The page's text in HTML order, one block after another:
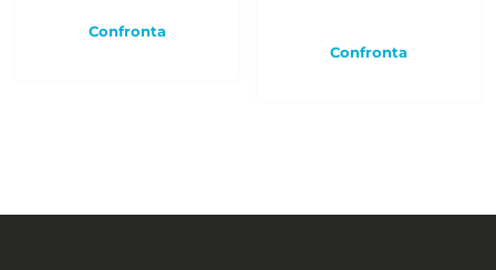
Confronta
Confronta